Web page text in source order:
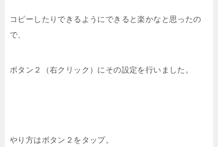
コピーしたりできるようにできると楽かなと思ったの
で、
ボタン２（右クリック）にその設定を行いました。
やり方はボタン２をタップ。